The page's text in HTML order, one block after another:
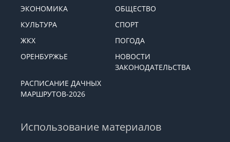
ЭКОНОМИКА
ОБЩЕСТВО
КУЛЬТУРА
СПОРТ
ЖКХ
ПОГОДА
ОРЕНБУРЖЬЕ
НОВОСТИ
ЗАКОНОДАТЕЛЬСТВА
РАСПИСАНИЕ ДАЧНЫХ
МАРШРУТОВ-2026
Использование материалов